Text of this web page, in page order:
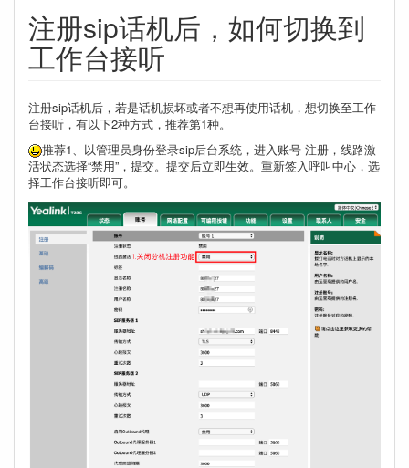
注册sip话机后，如何切换到
工作台接听
注册sip话机后，若是话机损坏或者不想再使用话机，想切换至工作
台接听，有以下2种方式，推荐第1种。
推荐1、以管理员身份登录sip后台系统，进入账号-注册，线路激
活状态选择“禁用”，提交。提交后立即生效。重新签入呼叫中心，选
择工作台接听即可。